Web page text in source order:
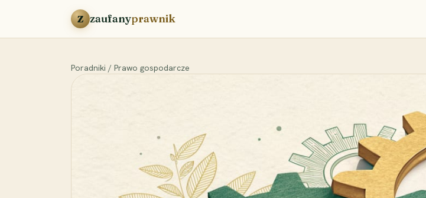
Przejdź do treści
Z zaufanyprawnik
Poradniki / Prawo gospodarcze